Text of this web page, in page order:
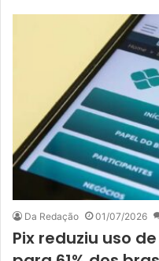
Da Redação 01/07/2026
Pix reduziu uso